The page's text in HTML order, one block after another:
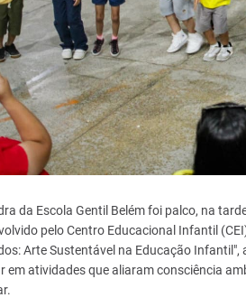
da Escola Gentil Belém foi palco, na
pelo Centro Educacional Infantil
Arte Sustentável na Educação
em atividades que aliaram consciência